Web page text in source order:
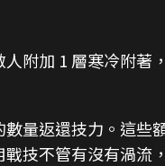
附加 1 層寒冷附著
量返還技力。這些
技不管有沒有渦流